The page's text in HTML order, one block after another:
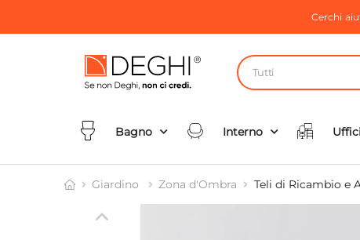
Cerchi
Tutti
Bagno Interno
Giardino Zona d'Ombra Teli di Ricambio e